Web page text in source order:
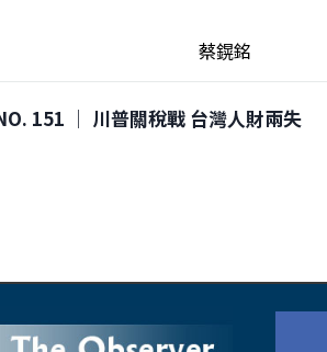
蔡鎤銘
151 │ 川普關稅戰 台灣人財兩失